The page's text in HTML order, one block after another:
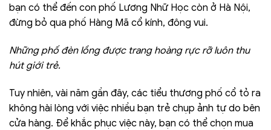
bạn có thể đến con phố Lương Nhữ Học còn ở Hà Nội,
đừng bỏ qua phố Hàng Mã cổ kính, đông vui.
Những phố đèn lồng được trang hoàng rực rỡ luôn thu
hút giới trẻ.
Tuy nhiên, vài năm gần đây, các tiểu thương phố cổ tỏ ra
không hài lòng với việc nhiều bạn trẻ chụp ảnh tự do bên
cửa hàng. Để khắc phục việc này, bạn có thể chọn mua